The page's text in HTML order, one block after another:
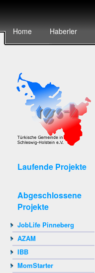
Home Haberler
Laufende Projekte
Abgeschlossene
Projekte
JobLife Pinneberg
AZAM
IBB
MomStarter